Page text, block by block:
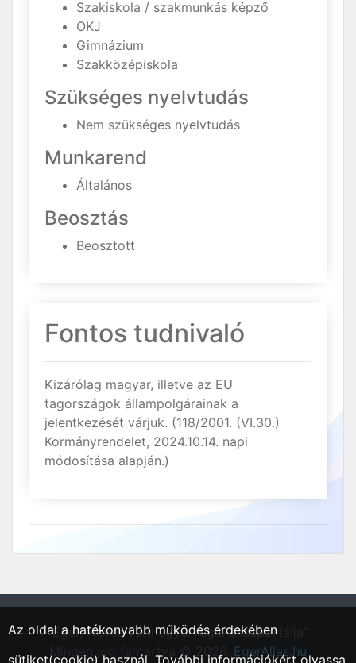
Szakiskola / szakmunkás képző
OKJ
Gimnázium
Szakközépiskola
Szükséges nyelvtudás
Nem szükséges nyelvtudás
Munkarend
Általános
Beosztás
Beosztott
Fontos tudnivaló
Kizárólag magyar, illetve az EU
tagországok állampolgárainak a
jelentkezését várjuk. (118/2001. (VI.30.)
Kormányrendelet, 2024.10.14. napi
módosítása alapján.)
"Eger, Heves vármegyei régió állásportálja"
Minden jog fentartva © 2026. EgerAllas.hu
Az oldal a hatékonyabb működés érdekében
sütiket(cookie) használ. További információkért olvassa